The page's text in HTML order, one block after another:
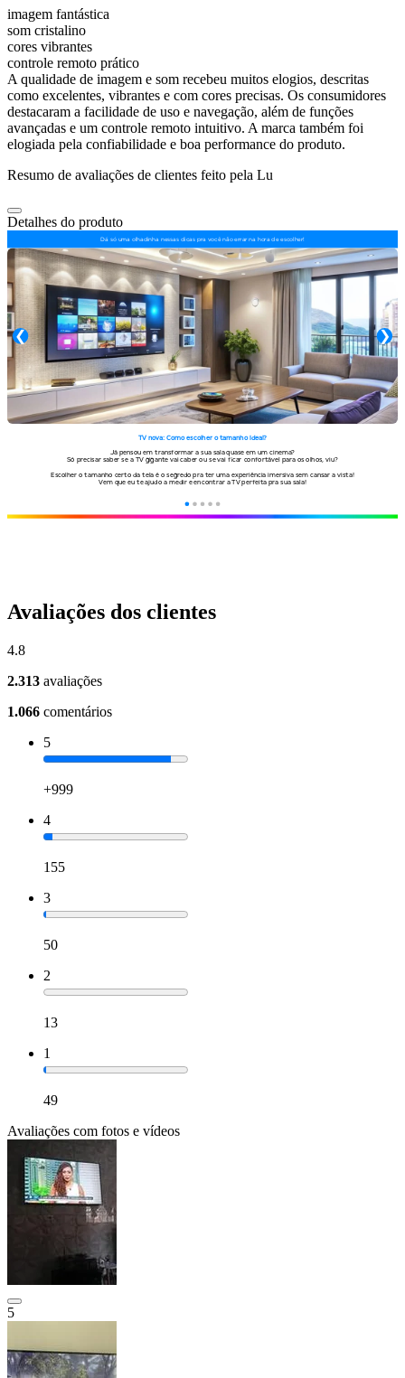
imagem fantástica
som cristalino
cores vibrantes
controle remoto prático
A qualidade de imagem e som recebeu muitos elogios, descritas
como excelentes, vibrantes e com cores precisas. Os consumidores
destacaram a facilidade de uso e navegação, além de funções
avançadas e um controle remoto intuitivo. A marca também foi
elogiada pela confiabilidade e boa performance do produto.
Resumo de avaliações de clientes feito pela Lu
Detalhes do produto
Avaliações dos clientes
4.8
2.313 avaliações
1.066 comentários
5
+999
4
155
3
50
2
13
1
49
Avaliações com fotos e vídeos
5